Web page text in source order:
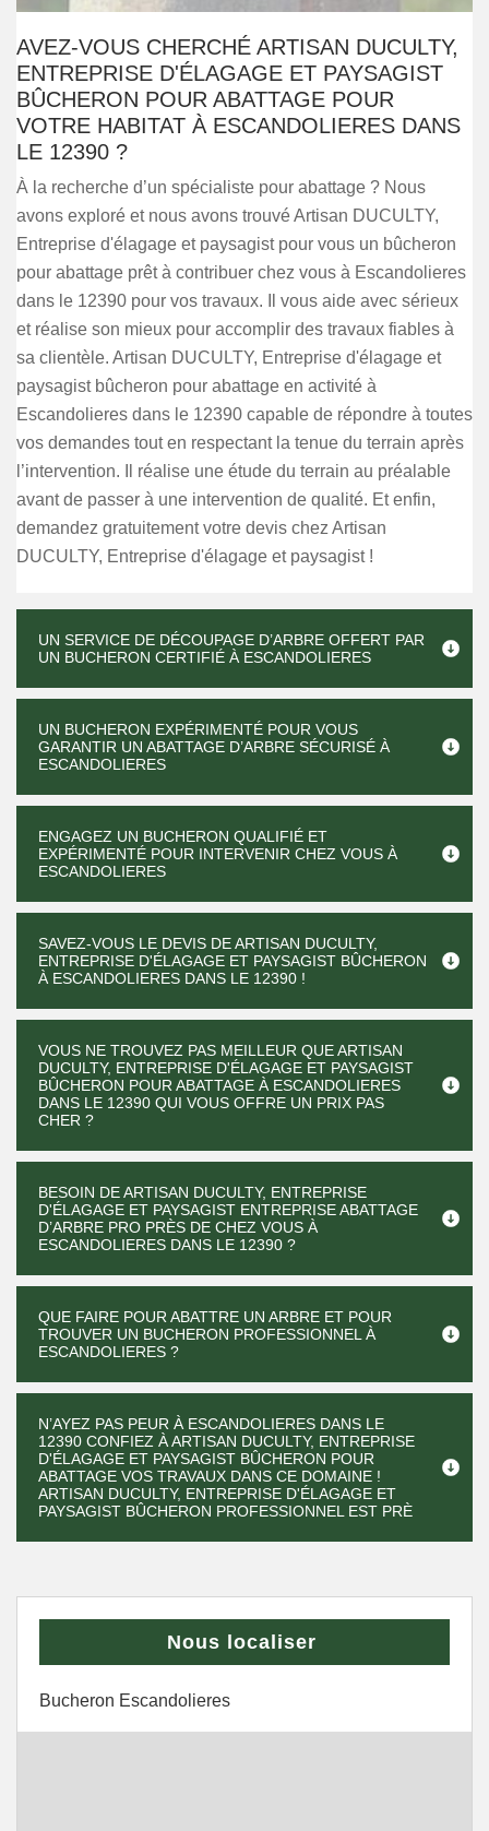
AVEZ-VOUS CHERCHÉ ARTISAN DUCULTY,
ENTREPRISE D'ÉLAGAGE ET PAYSAGIST
BÛCHERON POUR ABATTAGE POUR
VOTRE HABITAT À ESCANDOLIERES DANS
LE 12390 ?
À la recherche d’un spécialiste pour abattage ? Nous
avons exploré et nous avons trouvé Artisan DUCULTY,
Entreprise d'élagage et paysagist pour vous un bûcheron
pour abattage prêt à contribuer chez vous à Escandolieres
dans le 12390 pour vos travaux. Il vous aide avec sérieux
et réalise son mieux pour accomplir des travaux fiables à
sa clientèle. Artisan DUCULTY, Entreprise d'élagage et
paysagist bûcheron pour abattage en activité à
Escandolieres dans le 12390 capable de répondre à toutes
vos demandes tout en respectant la tenue du terrain après
l’intervention. Il réalise une étude du terrain au préalable
avant de passer à une intervention de qualité. Et enfin,
demandez gratuitement votre devis chez Artisan
DUCULTY, Entreprise d'élagage et paysagist !
UN SERVICE DE DÉCOUPAGE D’ARBRE OFFERT PAR
UN BUCHERON CERTIFIÉ À ESCANDOLIERES
UN BUCHERON EXPÉRIMENTÉ POUR VOUS
GARANTIR UN ABATTAGE D’ARBRE SÉCURISÉ À
ESCANDOLIERES
ENGAGEZ UN BUCHERON QUALIFIÉ ET
EXPÉRIMENTÉ POUR INTERVENIR CHEZ VOUS À
ESCANDOLIERES
SAVEZ-VOUS LE DEVIS DE ARTISAN DUCULTY,
ENTREPRISE D'ÉLAGAGE ET PAYSAGIST BÛCHERON
À ESCANDOLIERES DANS LE 12390 !
VOUS NE TROUVEZ PAS MEILLEUR QUE ARTISAN
DUCULTY, ENTREPRISE D'ÉLAGAGE ET PAYSAGIST
BÛCHERON POUR ABATTAGE À ESCANDOLIERES
DANS LE 12390 QUI VOUS OFFRE UN PRIX PAS
CHER ?
BESOIN DE ARTISAN DUCULTY, ENTREPRISE
D'ÉLAGAGE ET PAYSAGIST ENTREPRISE ABATTAGE
D’ARBRE PRO PRÈS DE CHEZ VOUS À
ESCANDOLIERES DANS LE 12390 ?
QUE FAIRE POUR ABATTRE UN ARBRE ET POUR
TROUVER UN BUCHERON PROFESSIONNEL À
ESCANDOLIERES ?
N’AYEZ PAS PEUR À ESCANDOLIERES DANS LE
12390 CONFIEZ À ARTISAN DUCULTY, ENTREPRISE
D'ÉLAGAGE ET PAYSAGIST BÛCHERON POUR
ABATTAGE VOS TRAVAUX DANS CE DOMAINE !
ARTISAN DUCULTY, ENTREPRISE D'ÉLAGAGE ET
PAYSAGIST BÛCHERON PROFESSIONNEL EST PRÈ
Nous localiser
Bucheron Escandolieres